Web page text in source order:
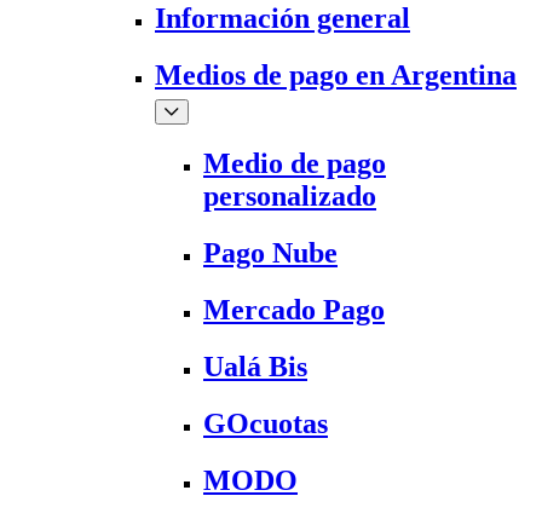
Información general
Medios de pago en Argentina
Medio de pago
personalizado
Pago Nube
Mercado Pago
Ualá Bis
GOcuotas
MODO